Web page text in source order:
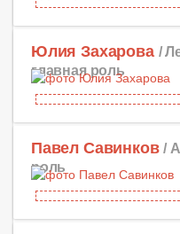
Юлия Захарова /
главная роль
Павел Савинков /
роль